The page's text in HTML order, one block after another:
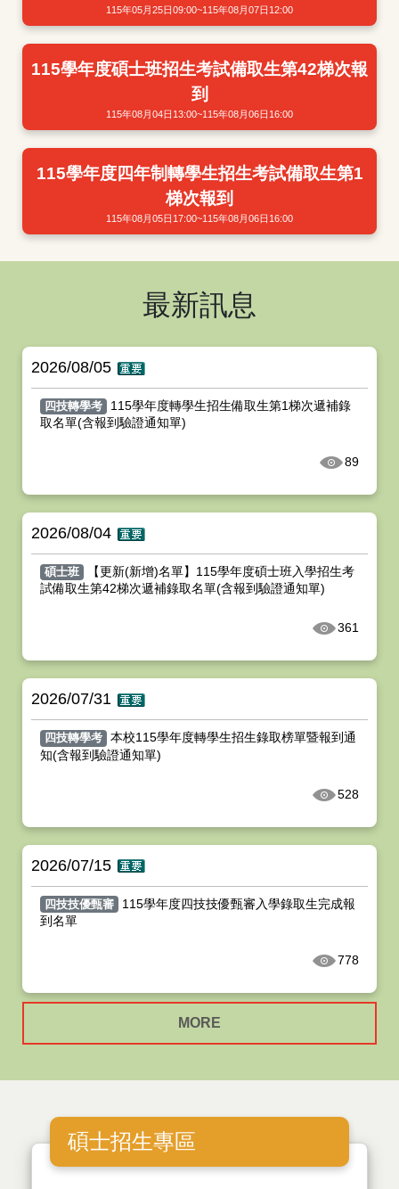
115年05月25日09:00~115年08月07日12:00
115學年度碩士班招生考試備取生第42梯次報
到
115年08月04日13:00~115年08月06日16:00
115學年度四年制轉學生招生考試備取生第1
梯次報到
115年08月05日17:00~115年08月06日16:00
最新訊息
2026/08/05
四技轉學考
115學年度轉學生招生備取生第1梯次遞補錄
取名單(含報到驗證通知單)
89
2026/08/04
碩士班
【更新(新增)名單】115學年度碩士班入學招生考
試備取生第42梯次遞補錄取名單(含報到驗證通知單)
361
2026/07/31
四技轉學考 本校115學年度轉學生招生錄取榜單暨報到通
知(含報到驗證通知單)
528
2026/07/15
四技技優甄審
115學年度四技技優甄審入學錄取生完成報
到名單
778
MORE
碩士招生專區